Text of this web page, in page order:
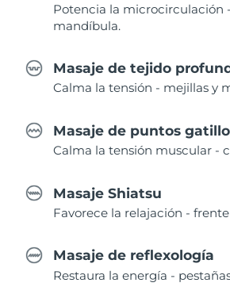
Potencia la microcirculación
mandíbula.
Masaje de tejido
Calma la tensión - mejillas y
Masaje de puntos gatillo
Calma la tensión muscular -
Masaje Shiatsu
Favorece la relajación - frente
Masaje de reflexología
Restaura la energía -